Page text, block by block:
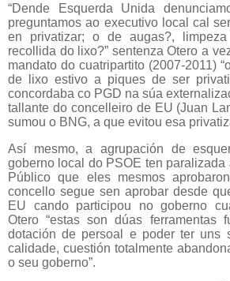
“Dende Esquerda Unida
preguntamos ao executivo local cal
en privatizar; o de augas?,
recollida do lixo?” sentenza Otero a
mandato do cuatripartito (2007-2011)
de lixo estivo a piques de ser
concordaba co PGD na súa
tallante do concelleiro de EU (Juan
sumou o BNG, a que evitou esa
Así mesmo, a agrupación de
goberno local do PSOE ten paralizada
Público que eles mesmos
concello segue sen aprobar desde
EU cando participou no goberno
Otero “estas son dúas ferramentas
dotación de persoal e poder ter uns
calidade, cuestión totalmente
o seu goberno”.